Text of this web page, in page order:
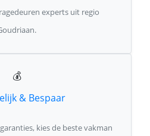
experts uit regio
💰
& Bespaar
kies de beste vakman